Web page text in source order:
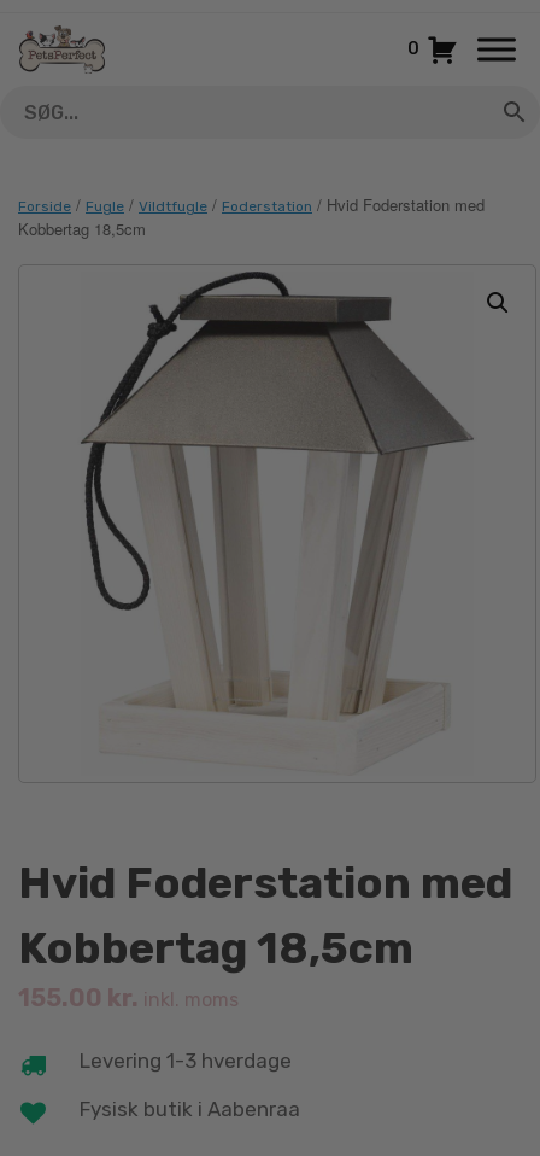
indhold
0
Forside / Fugle / Vildtfugle / Foderstation / Hvid Foderstation med
Kobbertag 18,5cm
Hvid Foderstation med
Kobbertag 18,5cm
155.00 kr. inkl. moms
Levering 1-3 hverdage
Fysisk butik i Aabenraa